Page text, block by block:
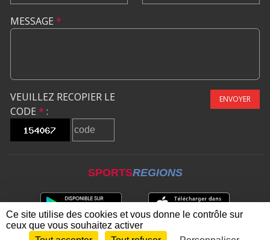
MESSAGE *
VEUILLEZ RECOPIER LE
CODE * :
ENVOYER
SPORTSREGIONS
Ce site utilise des cookies et vous donne le contrôle sur
ceux que vous souhaitez activer